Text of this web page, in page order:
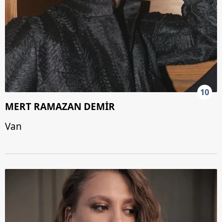
10
MERT RAMAZAN DEMİR
Van